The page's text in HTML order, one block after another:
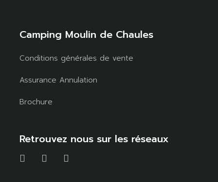
Camping Moulin de Chaules
Conditions générales de vente
Assurance Annulation
Brochure
Retrouvez nous sur les réseaux